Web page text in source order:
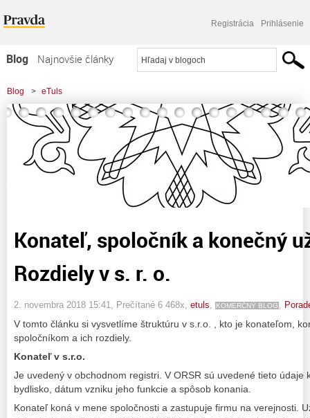
Registrácia Prihlásenie
Blog
Najnovšie články
Najčítanejšie články
Najkomentovanejšie články
Zoznam blogov
Komerčné blogy
Blog > eTuls
> Konateľ, spoločník a konečný užívateľ výhod – Rozdiely v s. r. o.
Konateľ, spoločník a konečný
Rozdiely v s. r. o.
2. novembra 2018 15:41 , Prečítané 6 468x, etuls KOMERČNÝ BLOG
V tomto článku si vysvetlíme štruktúru v s.r.o. , kto je konateľom,
spoločníkom a ich rozdiely.
Konateľ v s.r.o.
Je uvedený v obchodnom registri. V ORSR sú uvedené tieto údaje
bydlisko, dátum vzniku jeho funkcie a spôsob konania.
Konateľ koná v mene spoločnosti a zastupuje firmu na verejnosti.